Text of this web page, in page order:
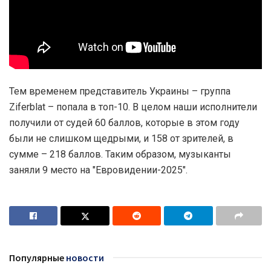
Тем временем представитель Украины – группа
Ziferblat – попала в топ-10. В целом наши исполнители
получили от судей 60 баллов, которые в этом году
были не слишком щедрыми, и 158 от зрителей, в
сумме – 218 баллов. Таким образом, музыканты
заняли 9 место на "Евровидении-2025".
Популярные новости